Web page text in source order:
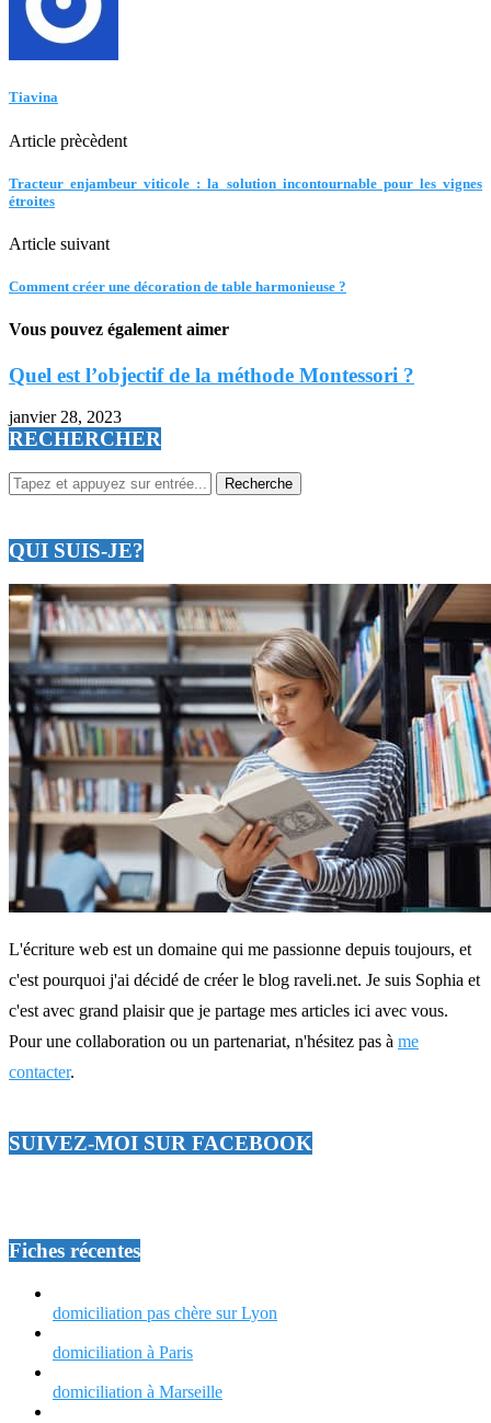
Tiavina
Article prècèdent
Tracteur enjambeur viticole : la solution incontournable pour les vignes
étroites
Article suivant
Comment créer une décoration de table harmonieuse ?
Vous pouvez également aimer
Quel est l’objectif de la méthode Montessori ?
janvier 28, 2023
RECHERCHER
QUI SUIS-JE?
L'écriture web est un domaine qui me passionne depuis toujours, et
c'est pourquoi j'ai décidé de créer le blog raveli.net. Je suis Sophia et
c'est avec grand plaisir que je partage mes articles ici avec vous.
Pour une collaboration ou un partenariat, n'hésitez pas à me
contacter.
SUIVEZ-MOI SUR FACEBOOK
Fiches récentes
domiciliation pas chère sur Lyon
domiciliation à Paris
domiciliation à Marseille